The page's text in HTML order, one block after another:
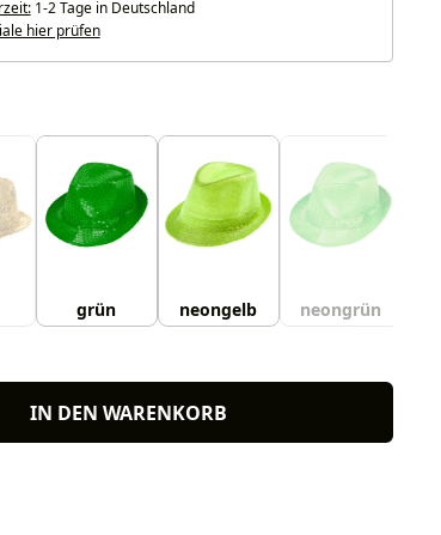
1-2 Tage in Deutschland
hier prüfen
grün neongelb neongrün
IN DEN WARENKORB